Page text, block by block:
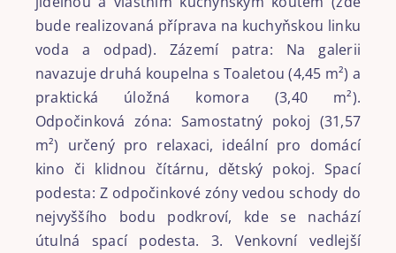
bude realizovaná příprava na kuchyňskou linku
voda a odpad). Zázemí patra: Na galerii
navazuje druhá koupelna s Toaletou (4,45 m²) a
praktická úložná komora (3,40 m²).
Odpočinková zóna: Samostatný pokoj (31,57
m²) určený pro relaxaci, ideální pro domácí
kino či klidnou čítárnu, dětský pokoj. Spací
podesta: Z odpočinkové zóny vedou schody do
nejvyššího bodu podkroví, kde se nachází
útulná spací podesta. 3. Venkovní vedlejší